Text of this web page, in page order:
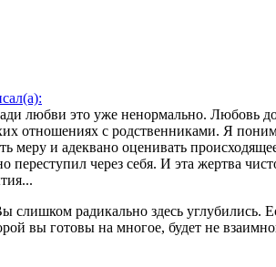
любви это уже ненормально. Любовь
отношениях с родственниками. Я
меру и адеквано оценивать
переступил через себя. И эта жертва
радикально здесь углубились.
вы готовы на многое, будет не